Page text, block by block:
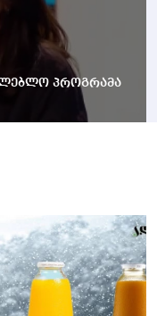
პროგრამა